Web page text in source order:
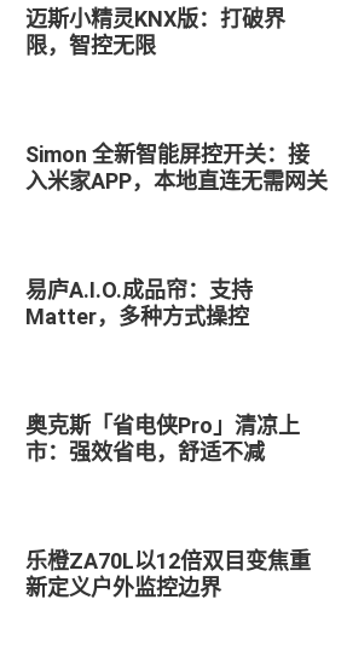
迈斯小精灵KNX版：打破界
限，智控无限
Simon 全新智能屏控开关：接
入米家APP，本地直连无需网关
易庐A.I.O.成品帘：支持
Matter，多种方式操控
奥克斯「省电侠Pro」清凉上
市：强效省电，舒适不减
乐橙ZA70L以12倍双目变焦重
新定义户外监控边界